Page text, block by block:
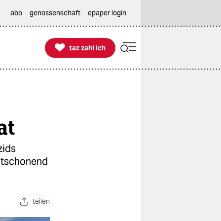
abo genossenschaft epaper login

taz zahl ich
taz zahl ich
teilen